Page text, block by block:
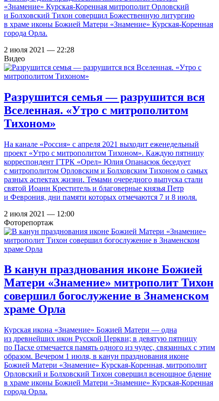
«Знамение» Курская-Коренная митрополит Орловский
и Болховский Тихон совершил Божественную литургию
в храме иконы Божией Матери «Знамение» Курская-Коренная
города Орла.
2 июля 2021 — 22:28
Видео
Разрушится семья — разрушится вся
Вселенная. «Утро с митрополитом
Тихоном»
На канале «Россия» с апреля 2021 выходит еженедельный
проект «Утро с митрополитом Тихоном». Каждую пятницу
корреспондент ГТРК «Орел» Юлия Опанасюк беседует
с митрополитом Орловским и Болховским Тихоном о самых
разных аспектах жизни. Темами очередного выпуска стали
святой Иоанн Креститель и благоверные князья Петр
и Феврония, дни памяти которых отмечаются 7 и 8 июля.
2 июля 2021 — 12:00
Фоторепортаж
В канун празднования иконе Божией
Матери «Знамение» митрополит Тихон
совершил богослужение в Знаменском
храме Орла
Курская икона «Знамение» Божией Матери — одна
из древнейших икон Русской Церкви; в девятую пятницу
по Пасхе отмечается память одного из чудес, связанных с этим
образом. Вечером 1 июля, в канун празднования иконе
Божией Матери «Знамение» Курская-Коренная, митрополит
Орловский и Болховский Тихон совершил всенощное бдение
в храме иконы Божией Матери «Знамение» Курская-Коренная
города Орла.